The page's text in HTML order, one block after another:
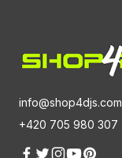
info@shop4djs.com
+420 705 980 307